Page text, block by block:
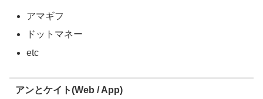
アマギフ
ドットマネー
etc
アンとケイト(Web / App)